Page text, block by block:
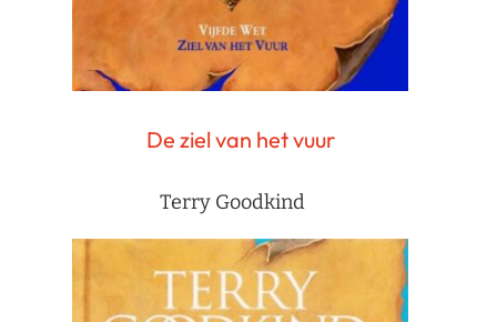
De ziel van het vuur
Terry Goodkind